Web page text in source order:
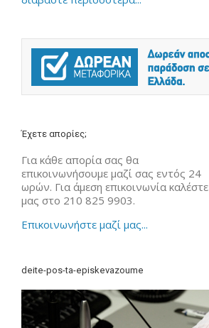
Έχετε απορίες;
Για κάθε απορία σας θα
επικοινωνήσουμε μαζί σας εντός 24
ωρών. Για άμεση επικοινωνία καλέστε
μας στο 210 825 9903.
Επικοινωνήστε μαζί μας...
deite-pos-ta-episkevazoume